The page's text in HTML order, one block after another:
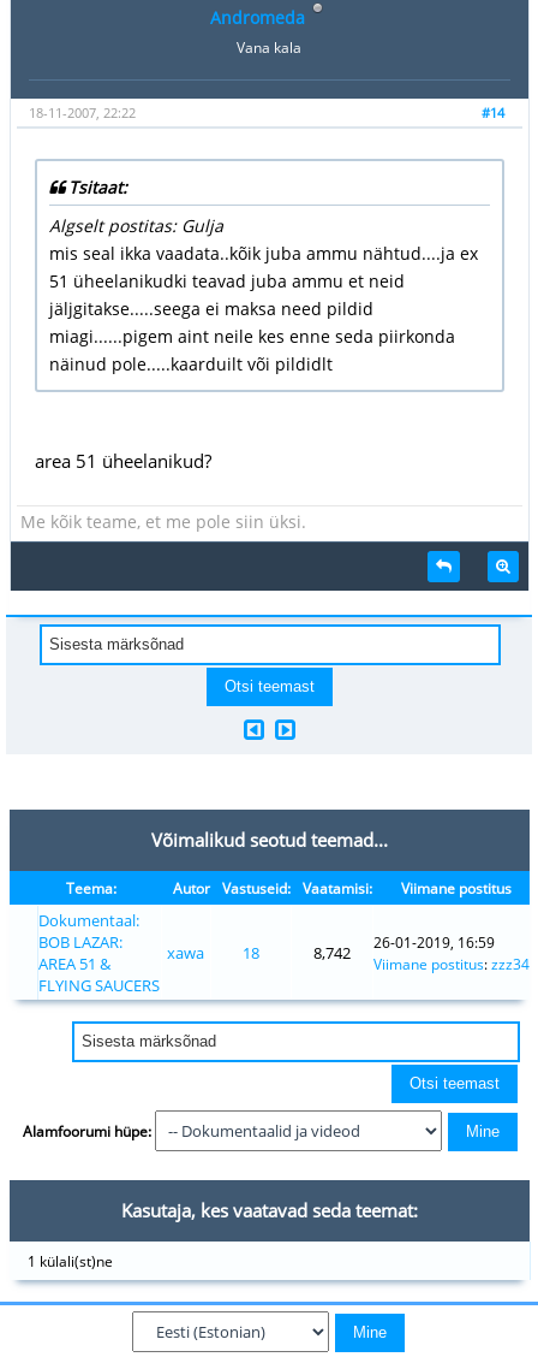
Andromeda
Vana kala
#14
18-11-2007, 22:22
Tsitaat:
Algselt postitas: Gulja
mis seal ikka vaadata..kõik juba ammu nähtud....ja ex
51 üheelanikudki teavad juba ammu et neid
jäljgitakse.....seega ei maksa need pildid
miagi......pigem aint neile kes enne seda piirkonda
näinud pole.....kaarduilt või pildidlt
area 51 üheelanikud?
Me kõik teame, et me pole siin üksi.
Võimalikud seotud teemad...
Teema: Autor Vastuseid: Vaatamisi: Viimane postitus
Dokumentaal:
BOB LAZAR:
AREA 51 &
FLYING SAUCERS
xawa 18 8,742
26-01-2019, 16:59
Viimane postitus:zzz34
Alamfoorumi hüpe:
Kasutaja, kes vaatavad seda teemat:
1 külali(st)ne